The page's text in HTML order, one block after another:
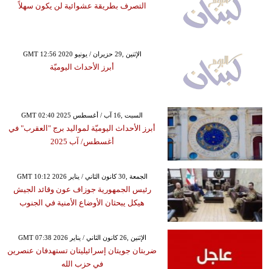
التصرف بطريقة عشوائية لن يكون سهلاً
GMT 12:56 2020 الإثنين ,29 حزيران / يونيو
أبرز الأحداث اليوميّة
GMT 02:40 2025 السبت ,16 آب / أغسطس
أبرز الأحداث اليوميّة لمواليد برج "العقرب" في
أغسطس/ آب 2025
GMT 10:12 2026 الجمعة ,30 كانون الثاني / يناير
رئيس الجمهورية جوزاف عون وقائد الجيش
هيكل يبحثان الأوضاع الأمنية في الجنوب
GMT 07:38 2026 الإثنين ,26 كانون الثاني / يناير
ضربتان جويتان إسرائيليتان تستهدفان عنصرين
في حزب الله